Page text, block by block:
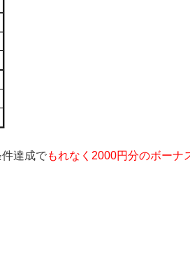
達成でもれなく2000円分のボーナ